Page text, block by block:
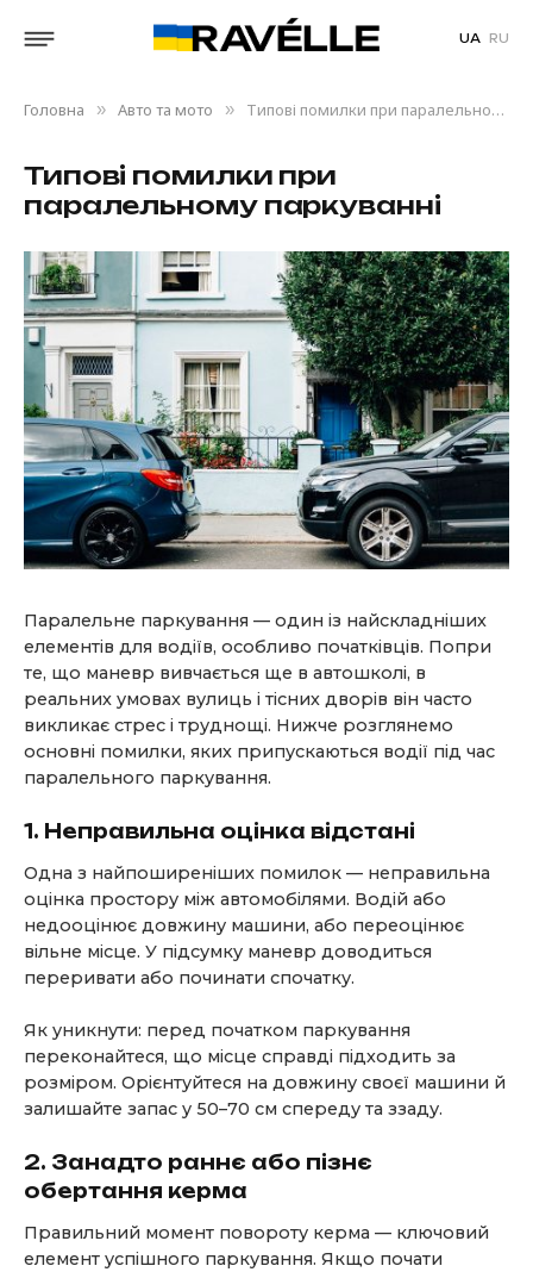
UA RU
Головна » Авто та мото » Типові помилки при паралельному паркуванні
Типові помилки при
паралельному паркуванні
Паралельне паркування — один із найскладніших
елементів для водіїв, особливо початківців. Попри
те, що маневр вивчається ще в автошколі, в
реальних умовах вулиць і тісних дворів він часто
викликає стрес і труднощі. Нижче розглянемо
основні помилки, яких припускаються водії під час
паралельного паркування.
1. Неправильна оцінка відстані
Одна з найпоширеніших помилок — неправильна
оцінка простору між автомобілями. Водій або
недооцінює довжину машини, або переоцінює
вільне місце. У підсумку маневр доводиться
переривати або починати спочатку.
Як уникнути: перед початком паркування
переконайтеся, що місце справді підходить за
розміром. Орієнтуйтеся на довжину своєї машини й
залишайте запас у 50–70 см спереду та ззаду.
2. Занадто раннє або пізнє
обертання керма
Правильний момент повороту керма — ключовий
елемент успішного паркування. Якщо почати